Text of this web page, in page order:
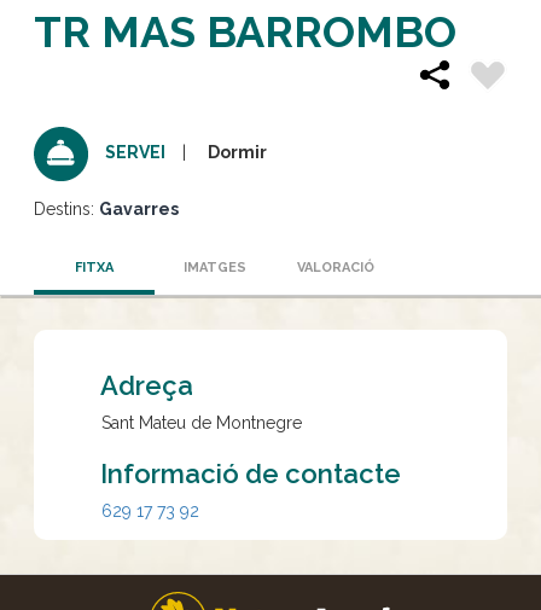
TR MAS BARROMBO
SERVEI Dormir
Destins: Gavarres
FITXA IMATGES VALORACIÓ
Adreça
Sant Mateu de Montnegre
Informació de contacte
629 17 73 92